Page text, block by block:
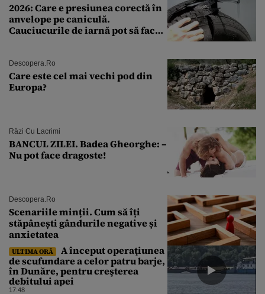
2026: Care e presiunea corectă în
anvelope pe caniculă.
Cauciucurile de iarnă pot să facă
Descopera.ro
Care este cel mai vechi pod din
Europa?
Râzi Cu Lacrimi
BANCUL ZILEI. Badea Gheorghe: –
Nu pot face dragoste!
Descopera.ro
Scenariile minții. Cum să îți
stăpânești gândurile negative și
anxietatea
ULTIMA ORĂ
A început operaţiunea
de scufundare a celor patru barje,
în Dunăre, pentru creşterea
debitului apei
17:48